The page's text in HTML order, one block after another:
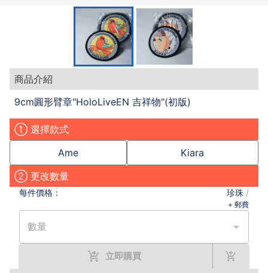
商品介紹
9cm圓形臂章"HoloLiveEN 吉祥物"(初版)
① 選擇款式
Ame
Kiara
② 更改數量
每件價格： 珍珠 /
+ 郵費
數量
立即購買